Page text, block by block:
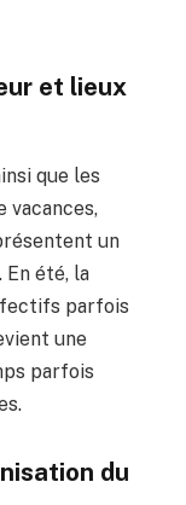
et lieux
que les
vacances,
un
En été, la
parfois
une
parfois
du